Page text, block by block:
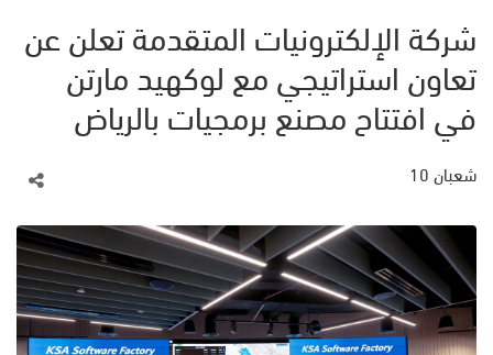
شركة الإلكترونيات المتقدمة تعلن عن
تعاون استراتيجي مع لوكهيد مارتن
في افتتاح مصنع برمجيات بالرياض
شعبان 10